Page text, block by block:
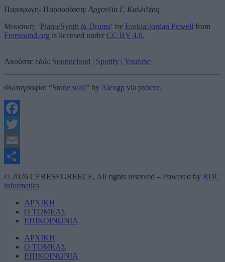
Παραγωγή- Παρουσίαση: Αρχοντία Γ. Καλλιτέρη
Μουσική: ‘Piano/Synth & Drums‘ by Erokia/Jordan Powell from
Freesound.org is licensed under CC BY 4.0.
Ακούστε εδώ: Soundcloud | Spotify | Youtube
Φωτογραφία: “Stone wall” by Alexgp via pxhere.
Facebook
Twitter
Email
Μοιραστείτε
© 2026 CERESEGREECE, All rights reserved – Powered by RDC
informatics
ΑΡΧΙΚΗ
Ο ΤΟΜΕΑΣ
ΕΠΙΚΟΙΝΩΝΙΑ
ΑΡΧΙΚΗ
Ο ΤΟΜΕΑΣ
ΕΠΙΚΟΙΝΩΝΙΑ